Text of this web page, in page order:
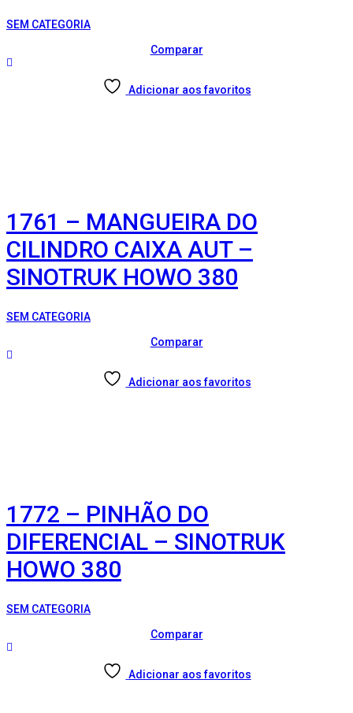
SEM CATEGORIA
Comparar
Adicionar aos favoritos
1761 – MANGUEIRA DO
CILINDRO CAIXA AUT –
SINOTRUK HOWO 380
SEM CATEGORIA
Comparar
Adicionar aos favoritos
1772 – PINHÃO DO
DIFERENCIAL – SINOTRUK
HOWO 380
SEM CATEGORIA
Comparar
Adicionar aos favoritos